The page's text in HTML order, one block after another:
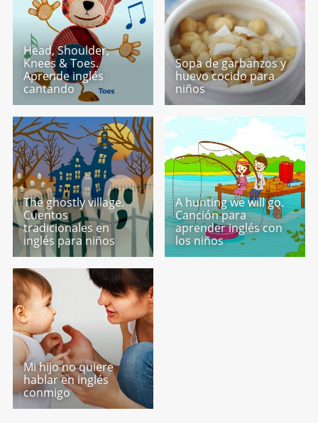
Head, Shoulder,
Knees & Toes.
Aprende inglés
cantando
Sopa de garbanzos y
huevo cocido para
niños
The ghostly village.
Cuentos
tradicionales en
inglés para niños
A hunting we will go.
Canción para
aprender inglés con
los niños
Mi hijo no quiere
hablar en inglés
conmigo